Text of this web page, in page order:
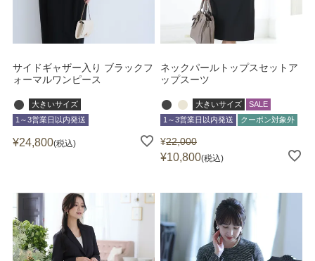
サイドギャザー入り ブラックフ
ォーマルワンピース
大きいサイズ
1～3営業日以内発送
¥24,800 税込
ネックパールトップスセットア
ップスーツ
大きいサイズ
SALE
1～3営業日以内発送
クーポン対象外
¥22,000
¥10,800 税込